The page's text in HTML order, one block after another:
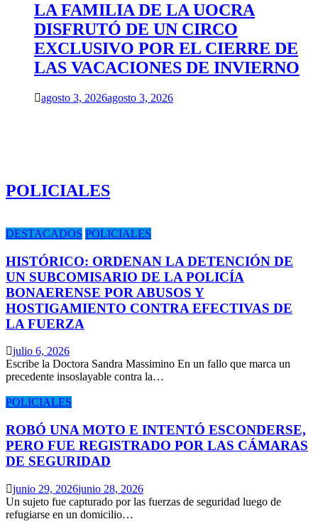
LA FAMILIA DE LA UOCRA
DISFRUTÓ DE UN CIRCO
EXCLUSIVO POR EL CIERRE DE
LAS VACACIONES DE INVIERNO
agosto 3, 2026agosto 3, 2026
POLICIALES
DESTACADOS POLICIALES
HISTÓRICO: ORDENAN LA DETENCIÓN DE
UN SUBCOMISARIO DE LA POLICÍA
BONAERENSE POR ABUSOS Y
HOSTIGAMIENTO CONTRA EFECTIVAS DE
LA FUERZA
julio 6, 2026
Escribe la Doctora Sandra Massimino En un fallo que marca un
precedente insoslayable contra la…
POLICIALES
ROBÓ UNA MOTO E INTENTÓ ESCONDERSE,
PERO FUE REGISTRADO POR LAS CÁMARAS
DE SEGURIDAD
junio 29, 2026junio 28, 2026
Un sujeto fue capturado por las fuerzas de seguridad luego de
refugiarse en un domicilio…